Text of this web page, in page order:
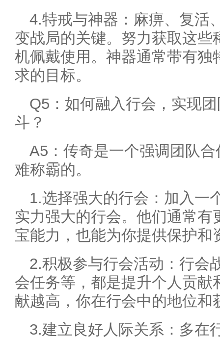
4.特戒与神器：麻痹、复活
变战局的关键。努力获取这些
机佩戴使用。神器通常带有独
求的目标。
Q5：如何融入行会，实现
斗？
A5：传奇是一个强调团队
难称霸的。
1.选择强大的行会：加入一
实力强大的行会。他们通常有
宝能力，也能为你提供保护和
2.积极参与行会活动：行会
会任务等，都是提升个人贡献
献越高，你在行会中的地位和
3.建立良好人际关系：多在